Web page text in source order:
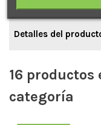
Detalles del
16
categoría